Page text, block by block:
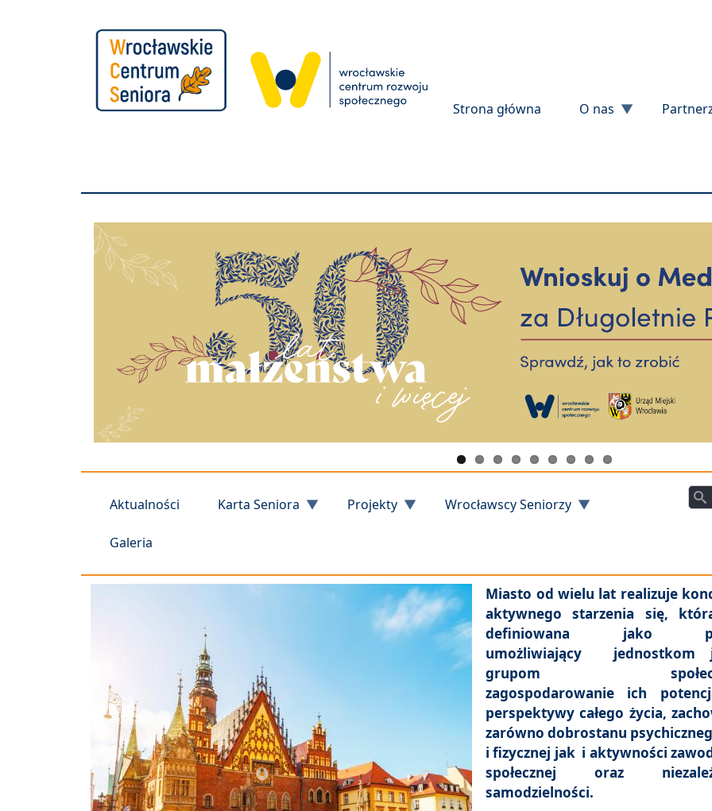
Strona główna O nas
Aktualności Karta Seniora Projekty Wrocławscy Seniorzy
Galeria
Miasto od wielu lat realizuje
aktywnego starzenia się,
definiowana jako
umożliwiający
grupom
zagospodarowanie ich
perspektywy całego życia,
zarówno dobrostanu
i fizycznej jak i aktywności
społecznej oraz
samodzielności.